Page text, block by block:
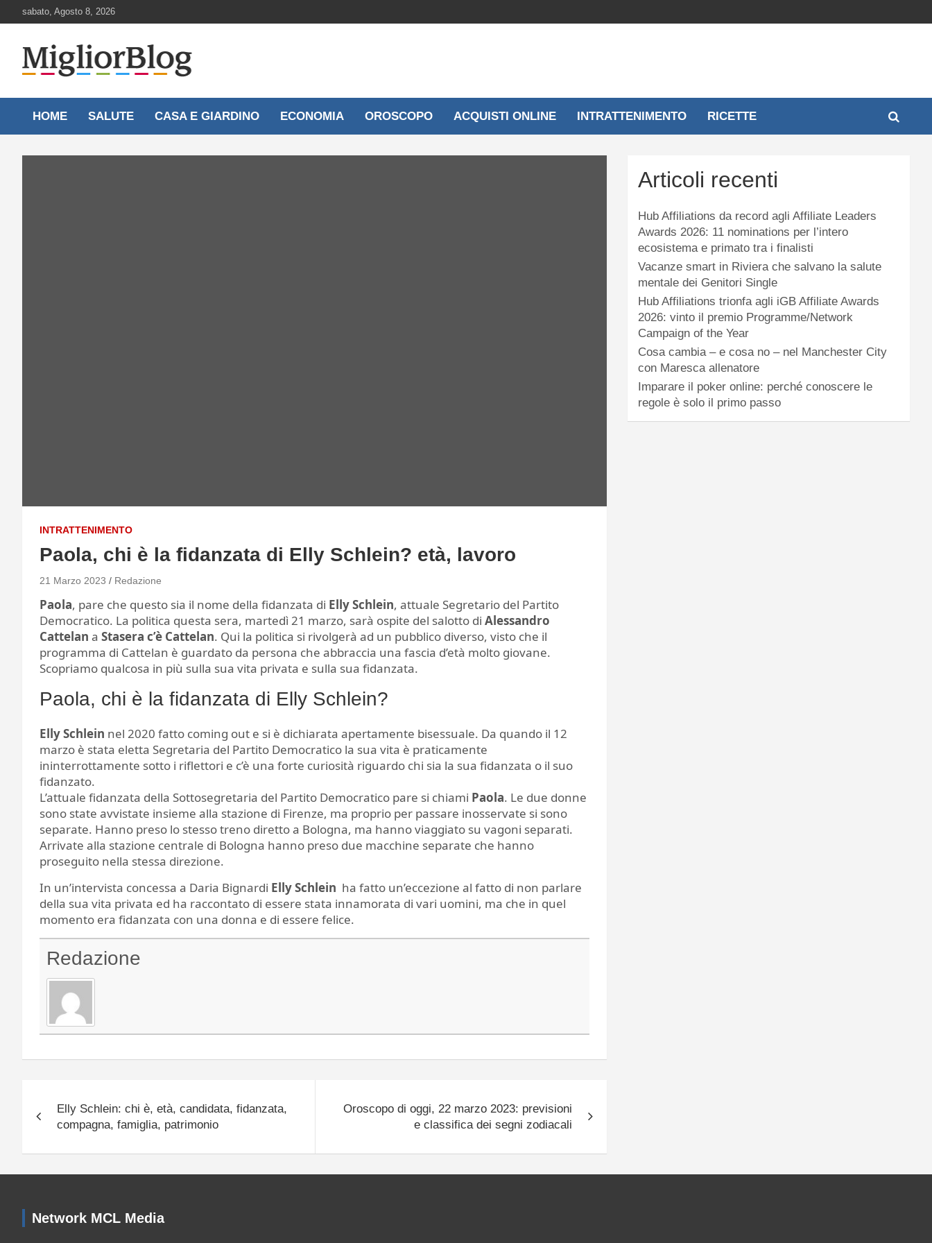
to
sabato, Agosto 8, 2026
MigliorBlog.it
HOME SALUTE CASA E GIARDINO ECONOMIA OROSCOPO ACQUISTI ONLINE INTRATTENIMENTO RICETTE
INTRATTENIMENTO
Paola, chi è la fidanzata di Elly Schlein? età, lavoro
21 Marzo 2023 Redazione
Paola, pare che questo sia il nome della fidanzata di Elly Schlein, attuale Segretario del Partito
Democratico. La politica questa sera, martedì 21 marzo, sarà ospite del salotto di Alessandro
Cattelan a Stasera c’è Cattelan. Qui la politica si rivolgerà ad un pubblico diverso, visto che il
programma di Cattelan è guardato da persona che abbraccia una fascia d’età molto giovane.
Scopriamo qualcosa in più sulla sua vita privata e sulla sua fidanzata.
Paola, chi è la fidanzata di Elly Schlein?
Elly Schlein nel 2020 fatto coming out e si è dichiarata apertamente bisessuale. Da quando il 12
marzo è stata eletta Segretaria del Partito Democratico la sua vita è praticamente
ininterrottamente sotto i riflettori e c’è una forte curiosità riguardo chi sia la sua fidanzata o il suo
fidanzato.
L’attuale fidanzata della Sottosegretaria del Partito Democratico pare si chiami Paola. Le due donne
sono state avvistate insieme alla stazione di Firenze, ma proprio per passare inosservate si sono
separate. Hanno preso lo stesso treno diretto a Bologna, ma hanno viaggiato su vagoni separati.
Arrivate alla stazione centrale di Bologna hanno preso due macchine separate che hanno
proseguito nella stessa direzione.
In un’intervista concessa a Daria Bignardi Elly Schlein ha fatto un’eccezione al fatto di non parlare
della sua vita privata ed ha raccontato di essere stata innamorata di vari uomini, ma che in quel
momento era fidanzata con una donna e di essere felice.
Redazione
articoli
Elly Schlein: chi è, età, candidata, fidanzata,
compagna, famiglia, patrimonio
Oroscopo di oggi, 22 marzo 2023: previsioni
e classifica dei segni zodiacali
Articoli recenti
Hub Affiliations da record agli Affiliate Leaders
Awards 2026: 11 nominations per l’intero
ecosistema e primato tra i finalisti
Vacanze smart in Riviera che salvano la salute
mentale dei Genitori Single
Hub Affiliations trionfa agli iGB Affiliate Awards
2026: vinto il premio Programme/Network
Campaign of the Year
Cosa cambia – e cosa no – nel Manchester City
con Maresca allenatore
Imparare il poker online: perché conoscere le
regole è solo il primo passo
Network MCL Media